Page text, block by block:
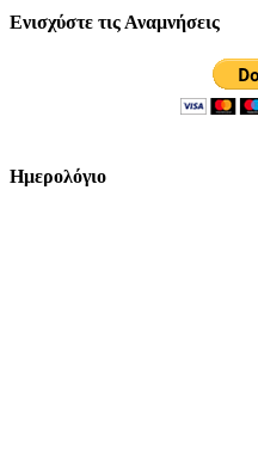
Ενισχύστε τις Αναμνήσεις
Ημερολόγιο